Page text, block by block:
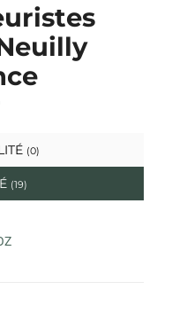
(0)
(19)